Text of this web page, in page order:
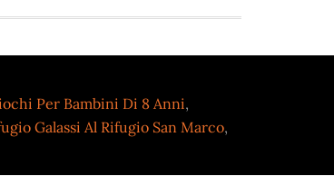
Per Bambini Di 8 Anni,
Galassi Al Rifugio San Marco,